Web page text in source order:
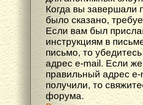
Когда вы завершали
было сказано,
Если вам был
инструкциям в
письмо, то
адрес e-mail. Если
правильный адрес
получили, то
форума.